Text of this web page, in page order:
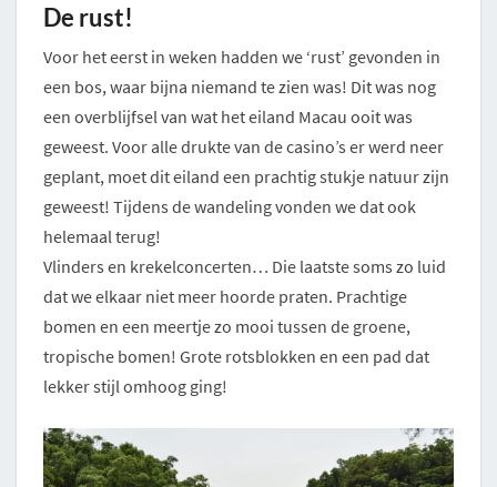
De rust!
Voor het eerst in weken hadden we ‘rust’ gevonden in
een bos, waar bijna niemand te zien was! Dit was nog
een overblijfsel van wat het eiland Macau ooit was
geweest. Voor alle drukte van de casino’s er werd neer
geplant, moet dit eiland een prachtig stukje natuur zijn
geweest! Tijdens de wandeling vonden we dat ook
helemaal terug!
Vlinders en krekelconcerten… Die laatste soms zo luid
dat we elkaar niet meer hoorde praten. Prachtige
bomen en een meertje zo mooi tussen de groene,
tropische bomen! Grote rotsblokken en een pad dat
lekker stijl omhoog ging!